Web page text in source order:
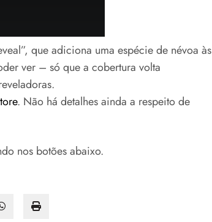
que adiciona uma espécie de névoa às
ver – só que a cobertura volta
. Não há detalhes ainda a respeito de
nos botões abaixo.